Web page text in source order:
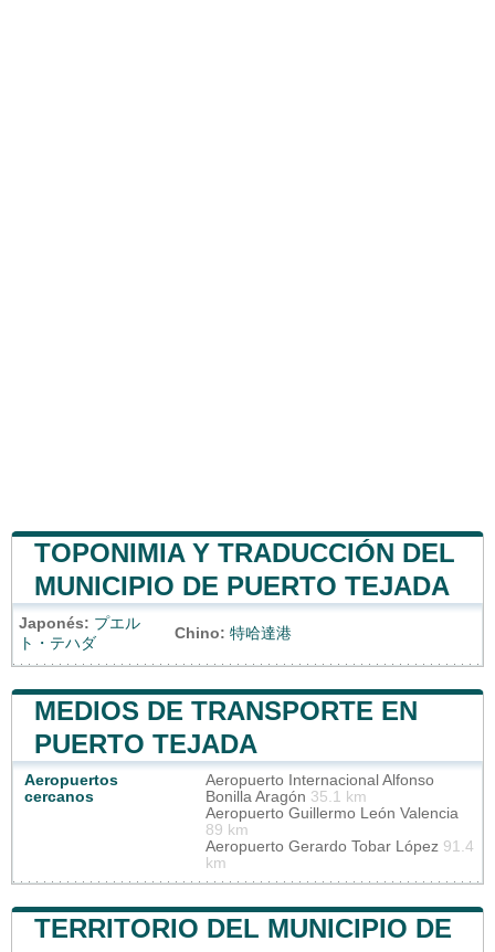
TOPONIMIA Y TRADUCCIÓN DEL
MUNICIPIO DE PUERTO TEJADA
Japonés: プエル
ト・テハダ
Chino: 特哈達港
MEDIOS DE TRANSPORTE EN
PUERTO TEJADA
Aeropuertos
cercanos
Aeropuerto Internacional Alfonso
Bonilla Aragón 35.1 km
Aeropuerto Guillermo León Valencia
89 km
Aeropuerto Gerardo Tobar López 91.4
km
TERRITORIO DEL MUNICIPIO DE